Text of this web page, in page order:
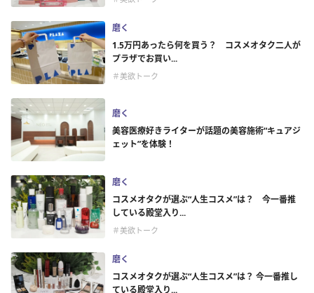
磨く
1.5万円あったら何を買う？ コスメオタク二人が
プラザでお買い...
＃美欲トーク
磨く
美容医療好きライターが話題の美容施術“キュアジ
ェット”を体験！
磨く
コスメオタクが選ぶ“人生コスメ”は？ 今一番推
している殿堂入り...
＃美欲トーク
磨く
コスメオタクが選ぶ“人生コスメ”は？ 今一番推し
ている殿堂入り...